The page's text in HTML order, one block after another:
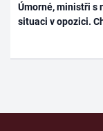
Úmorné, ministři s
situaci v opozici.